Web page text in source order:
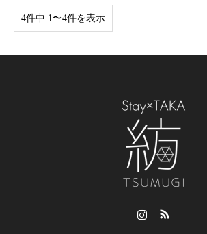
4件中 1〜4件を表示